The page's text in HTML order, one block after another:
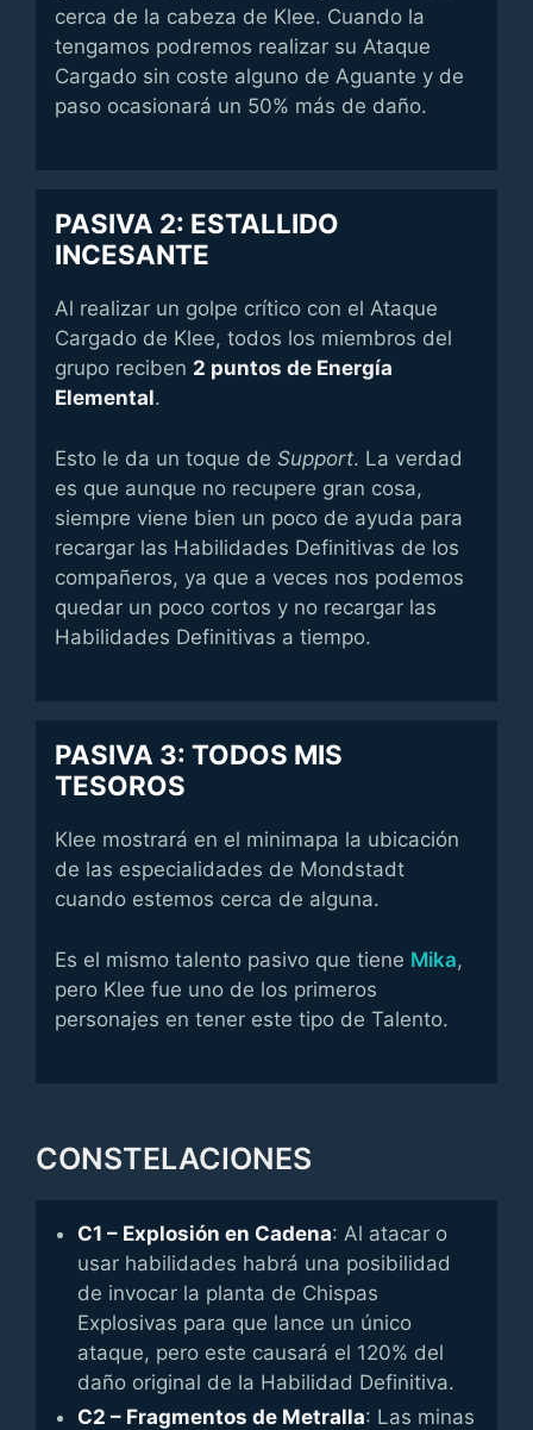
cerca de la cabeza de Klee. Cuando la
tengamos podremos realizar su Ataque
Cargado sin coste alguno de Aguante y de
paso ocasionará un 50% más de daño.
PASIVA 2: ESTALLIDO
INCESANTE
Al realizar un golpe crítico con el Ataque
Cargado de Klee, todos los miembros del
grupo reciben 2 puntos de Energía
Elemental.
Esto le da un toque de Support. La verdad
es que aunque no recupere gran cosa,
siempre viene bien un poco de ayuda para
recargar las Habilidades Definitivas de los
compañeros, ya que a veces nos podemos
quedar un poco cortos y no recargar las
Habilidades Definitivas a tiempo.
PASIVA 3: TODOS MIS
TESOROS
Klee mostrará en el minimapa la ubicación
de las especialidades de Mondstadt
cuando estemos cerca de alguna.
Es el mismo talento pasivo que tiene Mika,
pero Klee fue uno de los primeros
personajes en tener este tipo de Talento.
CONSTELACIONES
C1 – Explosión en Cadena: Al atacar o
usar habilidades habrá una posibilidad
de invocar la planta de Chispas
Explosivas para que lance un único
ataque, pero este causará el 120% del
daño original de la Habilidad Definitiva.
C2 – Fragmentos de Metralla: Las minas